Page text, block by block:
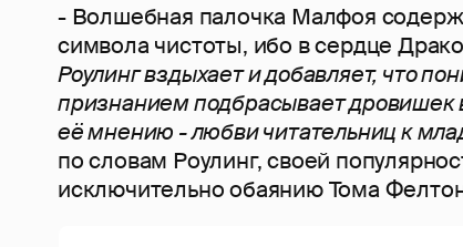
- Волшебная палочка Малфоя
символа чистоты, ибо в сердце
Роулинг вздыхает и добавляет, что
признанием подбрасывает дровишек
её мнению - любви читательниц к
по словам Роулинг, своей
исключительно обаянию Тома